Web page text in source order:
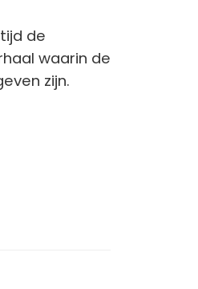
de
waarin de
zijn.